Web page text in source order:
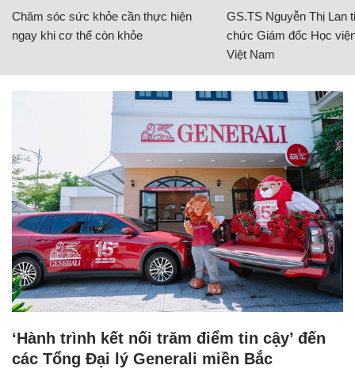
Chăm sóc sức khỏe cần thực hiện
ngay khi cơ thể còn khỏe
GS.TS Nguyễn Thị Lan
chức Giám đốc Học
Việt Nam
‘Hành trình kết nối trăm điểm tin cậy’ đến
các Tổng Đại lý Generali miền Bắc